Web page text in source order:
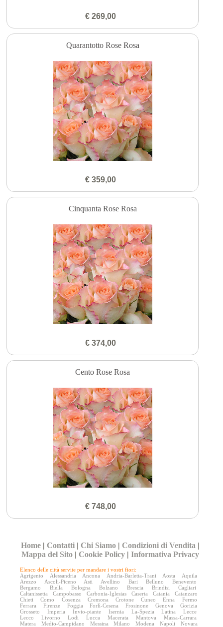
€ 269,00
Quarantotto Rose Rosa
€ 359,00
Cinquanta Rose Rosa
€ 374,00
Cento Rose Rosa
€ 748,00
Home | Contatti | Chi Siamo | Condizioni di Vendita |
Mappa del Sito | Cookie Policy |Informativa Privacy
Elenco delle città servite per mandare i vostri fiori:
Agrigento
Alessandria Ancona Andria-Barletta-Trani Aosta
Aquila
Arezzo
Ascoli-Piceno Asti Avellino Bari Belluno
Benevento
Bergamo
Biella Bologna Bolzano Brescia Brindisi
Cagliari
Caltanissetta
Campobasso Carbonia-Iglesias Caserta Catania
Catanzaro
Chieti
Como Cosenza Cremona Crotone Cuneo Enna
Fermo
Ferrara
Firenze Foggia Forlì-Cesena Frosinone Genova
Gorizia
Grosseto
Imperia Invio-piante Isernia La-Spezia Latina
Lecce
Lecco
Livorno Lodi Lucca Macerata Mantova
Massa-Carrara
Matera
Medio-Campidano Messina Milano Modena Napoli
Novara